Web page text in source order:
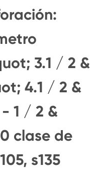
3.1 / 2 &
4.1 / 2 &
1 / 2 &
clase de
s135